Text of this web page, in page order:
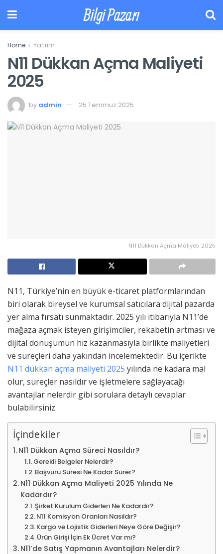
Bilgi Pazarı
Home Yatırım
N11 Dükkan Açma Maliyeti
2025
by admin 25 Temmuz 2025
N11 Dükkan Açma Maliyeti 2025
N11, Türkiye’nin en büyük e-ticaret platformlarından
biri olarak bireysel ve kurumsal satıcılara dijital pazarda
yer alma fırsatı sunmaktadır. 2025 yılı itibarıyla N11’de
mağaza açmak isteyen girişimciler, rekabetin artması ve
dijital dönüşümün hız kazanmasıyla birlikte maliyetleri
ve süreçleri daha yakından incelemektedir. Bu içerikte
N11 dükkan açma maliyeti 2025 yılında ne kadara mal
olur, süreçler nasıldır ve işletmelere sağlayacağı
avantajlar nelerdir gibi sorulara detaylı cevaplar
bulabilirsiniz.
İçindekiler
N11 Dükkan Açma Süreci Nasıldır?
Gerekli Belgeler Nelerdir?
Başvuru Süresi Ne Kadar Sürer?
N11 Dükkan Açma Maliyeti 2025 Yılında Ne
Kadardır?
Şirket Kurulum Giderleri Ne Kadardır?
N11 Komisyon Oranları Nasıldır?
Kargo ve Lojistik Giderleri Neye Göre Değişir?
Ürün Girişi İçin Ek Ücret Var mı?
N11’de Satış Yapmanın Avantajları Nelerdir?